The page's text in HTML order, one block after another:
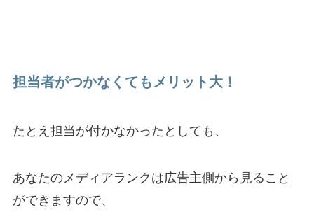
担当者がつかなくてもメリット大！
たとえ担当が付かなかったとしても、
あなたのメディアランクは広告主側から見ること
ができますので、